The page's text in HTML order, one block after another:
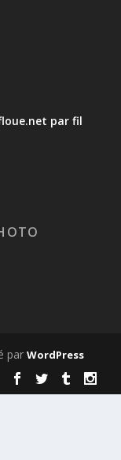
par WordPress